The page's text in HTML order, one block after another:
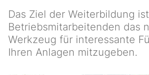
Das Ziel der Weiterbildung
Betriebsmitarbeitenden das
Werkzeug für interessante
Ihren Anlagen mitzugeben.